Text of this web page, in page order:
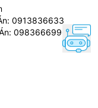
0913836633
0983666996